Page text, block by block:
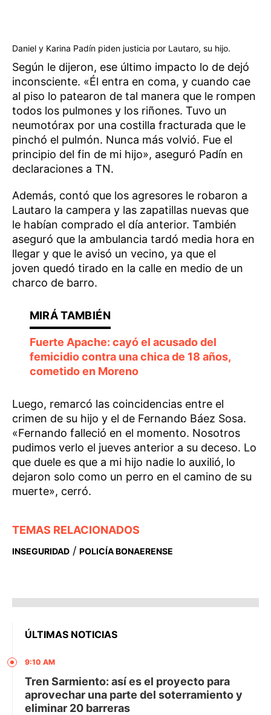
Daniel y Karina Padín piden justicia por Lautaro, su hijo.
Según le dijeron, ese último impacto lo de dejó
inconsciente. «Él entra en coma, y cuando cae
al piso lo patearon de tal manera que le rompen
todos los pulmones y los riñones. Tuvo un
neumotórax por una costilla fracturada que le
pinchó el pulmón. Nunca más volvió. Fue el
principio del fin de mi hijo», aseguró Padín en
declaraciones a TN.
Además, contó que los agresores le robaron a
Lautaro la campera y las zapatillas nuevas que
le habían comprado el día anterior. También
aseguró que la ambulancia tardó media hora en
llegar y que le avisó un vecino, ya que el
joven quedó tirado en la calle en medio de un
charco de barro.
Fuerte Apache: cayó el acusado del
femicidio contra una chica de 18 años,
cometido en Moreno
Luego, remarcó las coincidencias entre el
crimen de su hijo y el de Fernando Báez Sosa.
«Fernando falleció en el momento. Nosotros
pudimos verlo el jueves anterior a su deceso. Lo
que duele es que a mi hijo nadie lo auxilió, lo
dejaron solo como un perro en el camino de su
muerte», cerró.
TEMAS RELACIONADOS
INSEGURIDAD / POLICÍA BONAERENSE
ÚLTIMAS NOTICIAS
9:10 AM
Tren Sarmiento: así es el proyecto para
aprovechar una parte del soterramiento y
eliminar 20 barreras